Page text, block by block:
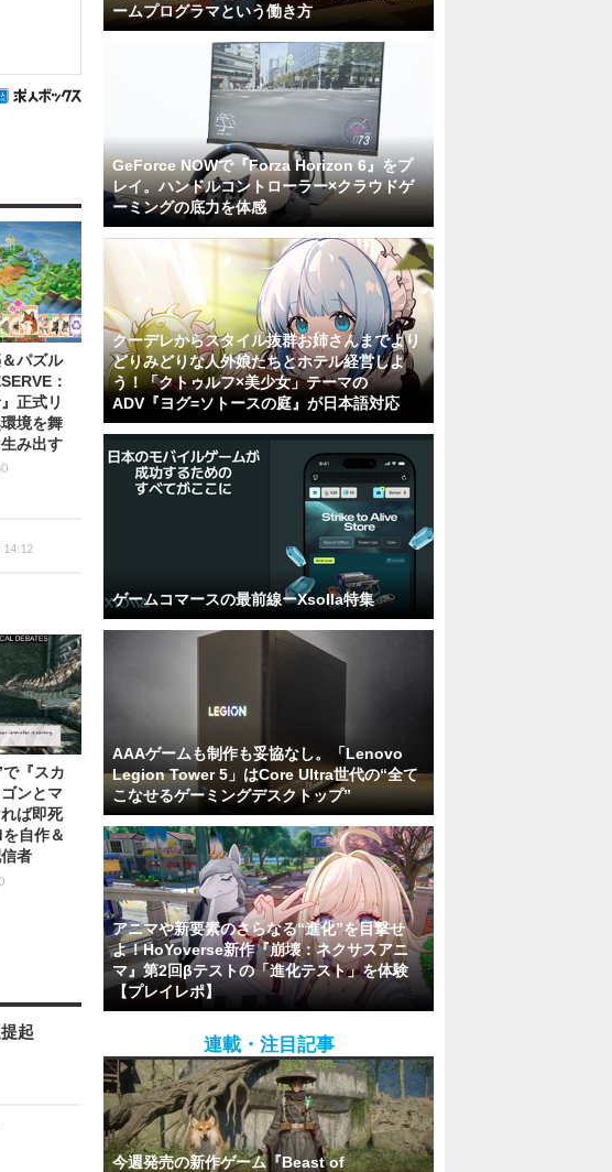
パズル
：
正式リ
境を舞
み出す
14:12
『スカ
ンとマ
ば即死
自作＆
者
起
ームプログラマという働き方
GeForce NOWで『Forza Horizon 6』をプ
レイ。ハンドルコントローラー×クラウドゲ
ーミングの底力を体感
クーデレからスタイル抜群お姉さんまでより
どりみどりな人外娘たちとホテル経営しよ
う！「クトゥルフ×美少女」テーマの
ADV『ヨグ=ソトースの庭』が日本語対応
ゲームコマースの最前線ーXsolla特集
AAAゲームも制作も妥協なし。「Lenovo
Legion Tower 5」はCore Ultra世代の“全て
こなせるゲーミングデスクトップ”
アニマや新要素のさらなる“進化”を目撃せ
よ！HoYoverse新作『崩壊：ネクサスアニ
マ』第2回βテストの「進化テスト」を体験
【プレイレポ】
連載・注目記事
今週発売の新作ゲーム『Beast of